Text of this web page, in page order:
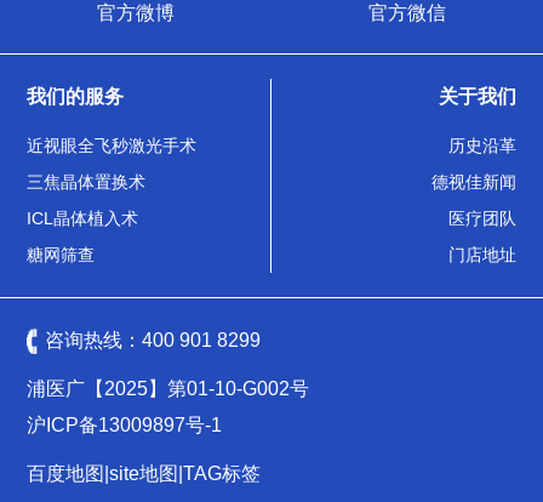
官方微博 官方微信
我们的服务
近视眼全飞秒激光手术
三焦晶体置换术
ICL晶体植入术
糖网筛查
关于我们
历史沿革
德视佳新闻
医疗团队
门店地址
咨询热线：400 901 8299
浦医广【2025】第01-10-G002号
沪ICP备13009897号-1
百度地图 |site地图 |TAG标签